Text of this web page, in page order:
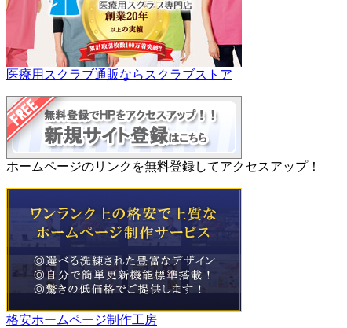
医療用スクラブ通販ならスクラブストア
ホームページのリンクを無料登録してアクセスアップ！
格安ホームページ制作工房